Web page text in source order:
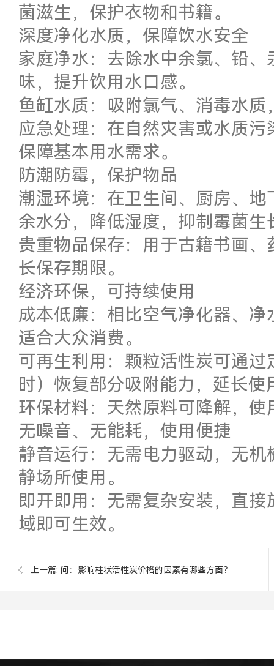
菌滋生，保护衣物和书籍。
深度净化水质，保障饮水安全
家庭净水：去除水中余氯、铅
味，提升饮用水口感。
鱼缸水质：吸附氯气、消毒水
应急处理：在自然灾害或水质
保障基本用水需求。
防潮防霉，保护物品
潮湿环境：在卫生间、厨房、
余水分，降低湿度，抑制霉菌生
贵重物品保存：用于古籍书画
长保存期限。
经济环保，可持续使用
成本低廉：相比空气净化器、
适合大众消费。
可再生利用：颗粒活性炭可通
时）恢复部分吸附能力，延长使
环保材料：天然原料可降解，
无噪音、无能耗，使用便捷
静音运行：无需电力驱动，无
静场所使用。
即开即用：无需复杂安装，直
域即可生效。
上一篇: 问：影响柱状活性炭价格的因素有哪些方面？